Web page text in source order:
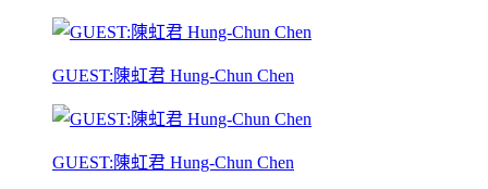
GUEST:陳虹君 Hung-Chun Chen
GUEST:陳虹君 Hung-Chun Chen